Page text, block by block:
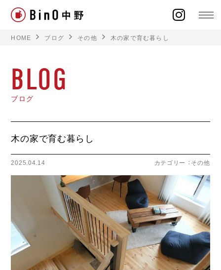
ラインナップ
施工事例
オーナー様の声
モデルハウス
ライフスタイル
クオリティ
HOME ブログ その他 木の家で育む暮らし
BLOG
ブログ
木の家で育む暮らし
2025.04.14 カテゴリー ： その他